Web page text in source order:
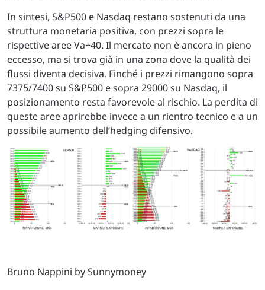
In sintesi, S&P500 e Nasdaq restano sostenuti da una
struttura monetaria positiva, con prezzi sopra le
rispettive aree Va+40. Il mercato non è ancora in pieno
eccesso, ma si trova già in una zona dove la qualità dei
flussi diventa decisiva. Finché i prezzi rimangono sopra
7375/7400 su S&P500 e sopra 29000 su Nasdaq, il
posizionamento resta favorevole al rischio. La perdita di
queste aree aprirebbe invece a un rientro tecnico e a un
possibile aumento dell’hedging difensivo.
Bruno Nappini by Sunnymoney